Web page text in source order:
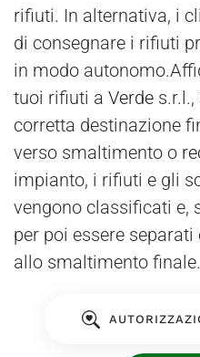
rifiuti. In alternativa, i
di consegnare i rifiuti
in modo
tuoi rifiuti a Verde
corretta destinazione
verso smaltimento o
impianto, i rifiuti e gli
vengono classificati e,
per poi essere
allo smaltimento finale.